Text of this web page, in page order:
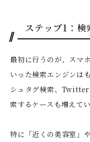
ステップ1：検
最初に行うのが、スマ
いった検索エンジン
シュタグ検索、
索するケースも増えてい
特に「近くの美容室」